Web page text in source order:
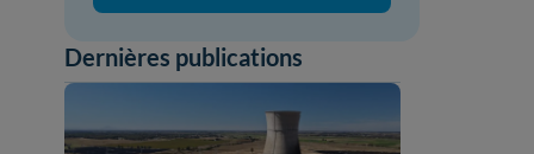
Dernières publications